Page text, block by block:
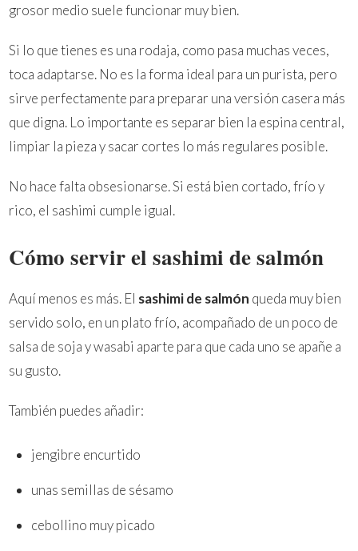
grosor medio suele funcionar muy bien.
Si lo que tienes es una rodaja, como pasa muchas veces,
toca adaptarse. No es la forma ideal para un purista, pero
sirve perfectamente para preparar una versión casera más
que digna. Lo importante es separar bien la espina central,
limpiar la pieza y sacar cortes lo más regulares posible.
No hace falta obsesionarse. Si está bien cortado, frío y
rico, el sashimi cumple igual.
Cómo servir el sashimi de salmón
Aquí menos es más. El sashimi de salmón queda muy bien
servido solo, en un plato frío, acompañado de un poco de
salsa de soja y wasabi aparte para que cada uno se apañe a
su gusto.
También puedes añadir:
jengibre encurtido
unas semillas de sésamo
cebollino muy picado